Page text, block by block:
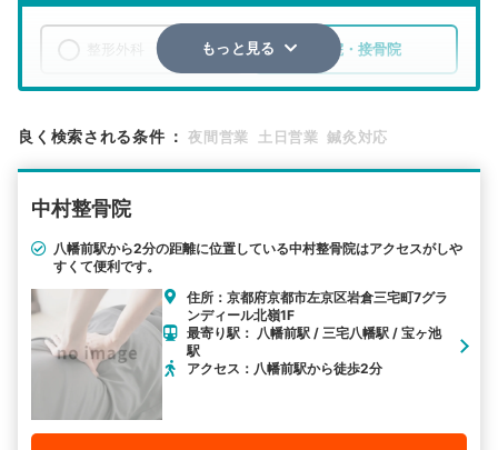
整骨院・接骨院
検索する
駅から探す
もっと見る
良く検索される条件 ： 夜間営業 土日営業 鍼灸対応
中村整骨院
八幡前駅から2分の距離に位置している中村整骨院はアクセスがしや
すくて便利です。
住所：京都府京都市左京区岩倉三宅町7グラ
ンディール北嶺1F
最寄り駅： 八幡前駅 / 三宅八幡駅 / 宝ヶ池
駅
アクセス：八幡前駅から徒歩2分